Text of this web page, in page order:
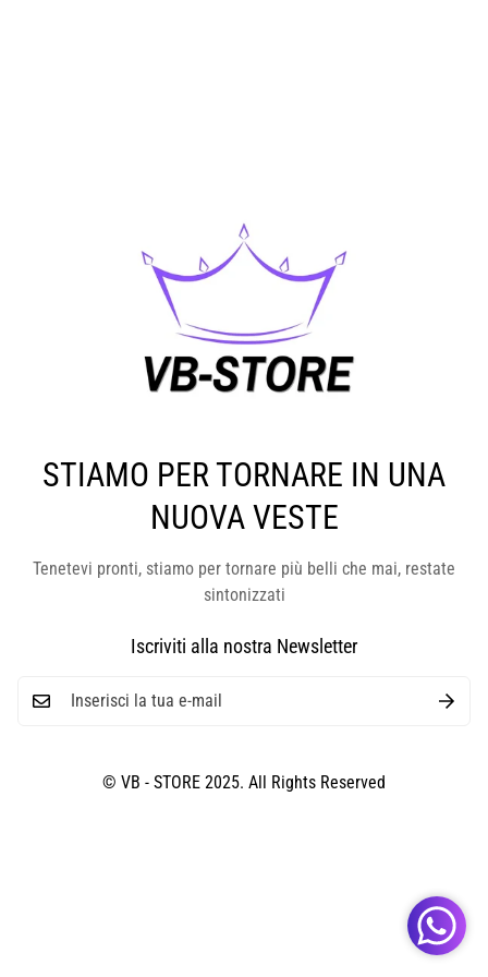
STIAMO PER TORNARE IN UNA
NUOVA VESTE
Tenetevi pronti, stiamo per tornare più belli che mai, restate
sintonizzati
Iscriviti alla nostra Newsletter
© VB - STORE 2025. All Rights Reserved